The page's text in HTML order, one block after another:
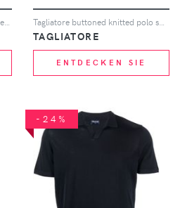
TAGLIATORE
ENTDECKEN SIE
-24%